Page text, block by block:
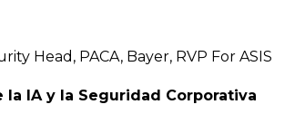
Head, PACA, Bayer, RVP For ASIS
la IA y la Seguridad Corporativa